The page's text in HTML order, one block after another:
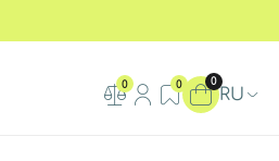
0 0 0
RU